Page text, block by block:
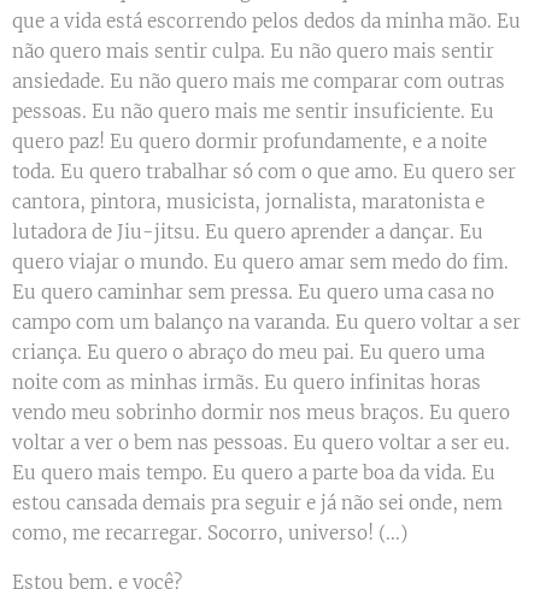
que a vida está escorrendo pelos dedos da minha mão. Eu
não quero mais sentir culpa. Eu não quero mais sentir
ansiedade. Eu não quero mais me comparar com outras
pessoas. Eu não quero mais me sentir insuficiente. Eu
quero paz! Eu quero dormir profundamente, e a noite
toda. Eu quero trabalhar só com o que amo. Eu quero ser
cantora, pintora, musicista, jornalista, maratonista e
lutadora de Jiu-jitsu. Eu quero aprender a dançar. Eu
quero viajar o mundo. Eu quero amar sem medo do fim.
Eu quero caminhar sem pressa. Eu quero uma casa no
campo com um balanço na varanda. Eu quero voltar a ser
criança. Eu quero o abraço do meu pai. Eu quero uma
noite com as minhas irmãs. Eu quero infinitas horas
vendo meu sobrinho dormir nos meus braços. Eu quero
voltar a ver o bem nas pessoas. Eu quero voltar a ser eu.
Eu quero mais tempo. Eu quero a parte boa da vida. Eu
estou cansada demais pra seguir e já não sei onde, nem
como, me recarregar. Socorro, universo! (...)
Estou bem, e você?